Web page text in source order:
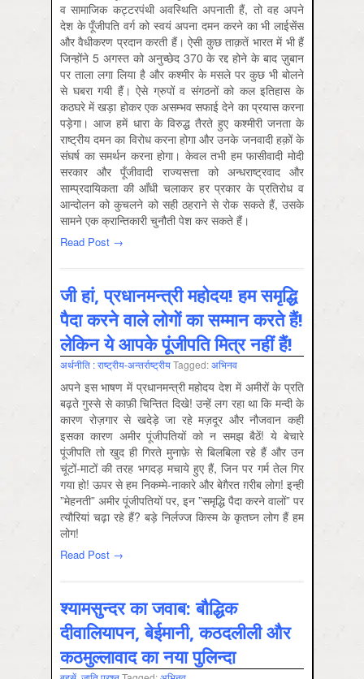
व सामाजिक कट्टरपंथी अवस्थिति अपनाती हैं, तो वह अपने
देश के पूँजीपति वर्ग को स्वयं अपना दमन करने का भी लाईसेंस
और वैधीकरण प्रदान करती हैं। ऐसी कुछ ताक़तें भारत में भी हैं
जिन्होंने 5 अगस्त को अनुच्छेद 370 के रद्द होने के बाद ज़ुबान
पर ताला लगा लिया है और कश्मीर के मसले पर कुछ भी बोलने
से घबरा गयी हैं। ऐसे ग्रुपों व संगठनों को कल इतिहास के
कठघरे में खड़ा होकर एक असम्भव सफाई देने का प्रयास करना
पड़ेगा। आज हमें धारा के विरुद्ध तैरते हुए कश्मीरी जनता के
राष्ट्रीय दमन का विरोध करना होगा और उनके जनवादी हक़ों के
संघर्ष का समर्थन करना होगा। केवल तभी हम फासीवादी मोदी
सरकार और पूँजीवादी राज्यसत्ता को अन्धराष्ट्रवाद और
साम्प्रदायिकता की आँधी चलाकर हर प्रकार के प्रतिरोध व
आन्दोलन को कुचलने को सही ठहराने से रोक सकते हैं, उसके
सामने एक क्रान्तिकारी चुनौती पेश कर सकते हैं।
Read Post →
जी हां, प्रधानमन्‍त्री महोदय! हम समृद्धि
पैदा करने वाले लोगों का सम्‍मान करते हैं!
लेकिन ये आपके पूंजीपति मित्र नहीं हैं!
अर्थनीति : राष्‍ट्रीय-अन्‍तर्राष्‍ट्रीयTagged:अभिनव
अपने इस भाषण में प्रधानमन्‍त्री महोदय देश में अमीरों के प्रति
बढ़ते गुस्‍से से काफ़ी चिन्तित दिखे! उन्‍हें लग रहा था कि मन्‍दी के
कारण रोज़गार से खदेड़े जा रहे मज़दूर और नौजवान कहीं
इसका कारण अमीर पूंजीपतियों को न समझ बैठें! ये बेचारे
पूंजीपति तो खुद ही गिरते मुनाफ़े से बिलबिला रहे हैं और उन
चूंटों-माटों की तरह भगदड़ मचाये हुए हैं, जिन पर गर्म तेल गिर
गया हो! ऊपर से हम निकम्‍मे-नाकारे और बेग़ैरत ग़रीब लोग! इन्‍हीं
”मेहनती” अमीर पूंजीपतियों पर, इन ”समृद्धि पैदा करने वालों” पर
त्‍यौरियां चढ़ा रहे हैं? बड़े निर्लज्‍ज किस्‍म के कृतघ्‍न लोग हैं हम
लोग!
Read Post →
श्‍यामसुन्‍दर का जवाब: बौद्धिक
दीवालियापन, बेईमानी, कठदलीली और
कठमुल्‍लावाद का नया पुलिन्‍दा